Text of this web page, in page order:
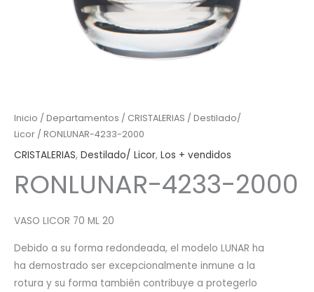
Inicio / Departamentos / CRISTALERIAS / Destilado/
Licor / RONLUNAR-4233-2000
CRISTALERIAS, Destilado/ Licor, Los + vendidos
RONLUNAR-4233-2000
VASO LICOR 70 ML 20
Debido a su forma redondeada, el modelo LUNAR ha
ha demostrado ser excepcionalmente inmune a la
rotura y su forma también contribuye a protegerlo